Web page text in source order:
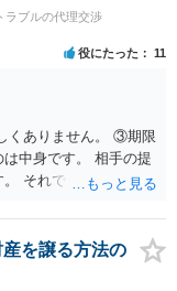
スなものですが、ご
となりそうな贈与に
してみてはいかがで
ラブルの代理交渉
役にたった 11
くありません。 ③期限
中身です。 相手の提
それでもあなた有利
を譲る方法の